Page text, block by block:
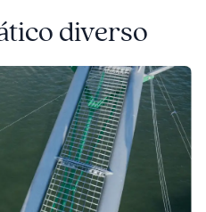
diverso